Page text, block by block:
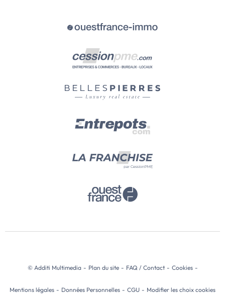
© Additi Multimedia - Plan du site - FAQ / Contact - Cookies -
Mentions légales - Données Personnelles - CGU - Modifier les choix cookies